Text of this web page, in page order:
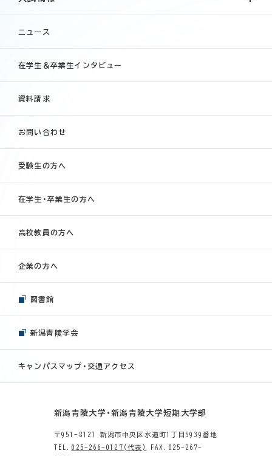
ニュース
在学生＆卒業生インタビュー
資料請求
お問い合わせ
受験生の方へ
在学生・卒業生の方へ
高校教員の方へ
企業の方へ
図書館
新潟青陵学会
キャンパスマップ・交通アクセス
新潟青陵大学・新潟青陵大学短期大学部
〒951-8121 新潟市中央区水道町1丁目5939番地
TEL. 025-266-0127(代表)
FAX.025-267-